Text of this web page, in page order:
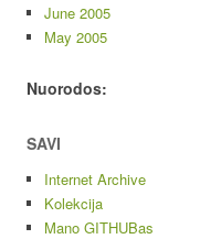
June 2005
May 2005
Nuorodos:
SAVI
Internet Archive
Kolekcija
Mano GITHUBas